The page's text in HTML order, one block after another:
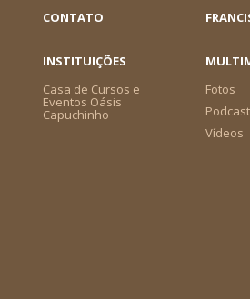
CONTATO
INSTITUIÇÕES
Casa de Cursos e
Eventos Oásis
Capuchinho
Fotos
Vídeos